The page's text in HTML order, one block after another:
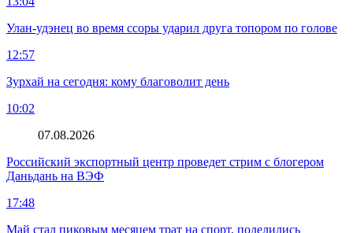
Улан-удэнец во время ссоры ударил друга топором по голове
12:57
Зурхай на сегодня: кому благоволит день
10:02
07.08.2026
Российский экспортный центр проведет стрим с блогером
Даньдань на ВЭФ
17:48
Май стал пиковым месяцем трат на спорт, поделились